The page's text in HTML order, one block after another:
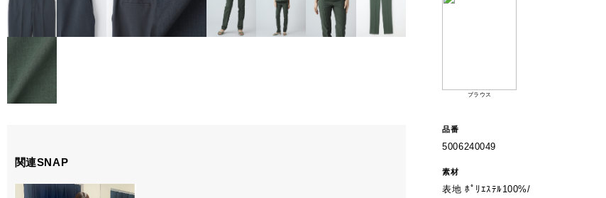
関連SNAP
ブラウス
品番
5006240049
素材
表地 ﾎﾟﾘｴｽﾃﾙ100%/